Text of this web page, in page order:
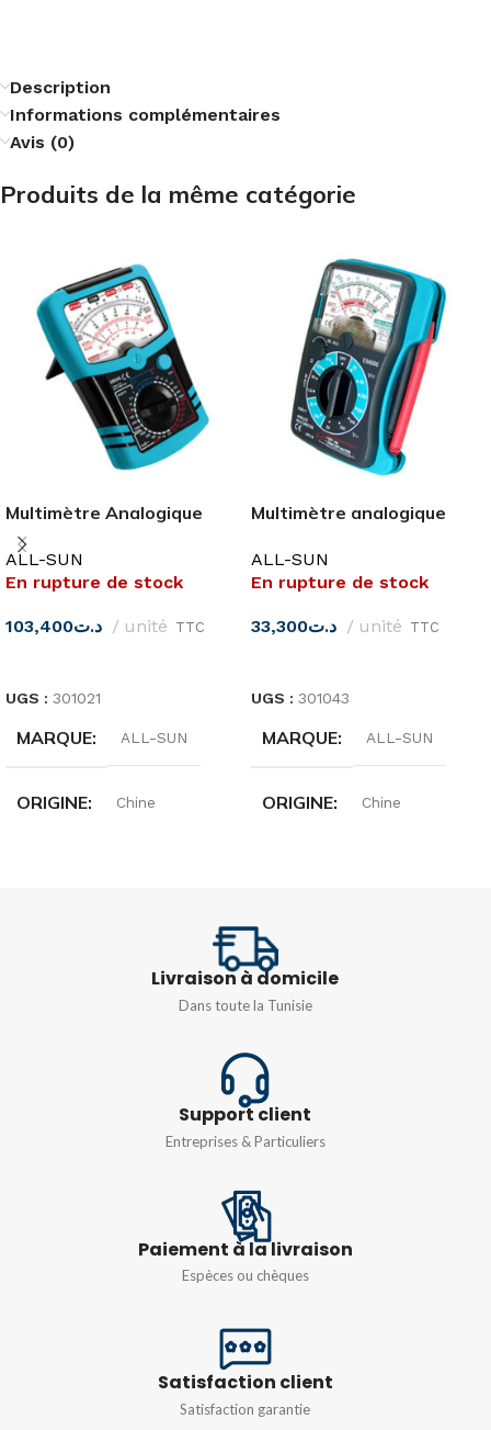
Description
Informations complémentaires
Avis (0)
Produits de la même catégorie
Multimètre Analogique
EM345A ALL-SUN
ALL-SUN
En rupture de stock
د.ت103,400 unité TTC
UGS : 301021
MARQUE ALL-SUN
ORIGINE Chine
10 mA à 10 A CA/CC
Multimètre analogique
ALL-SUN
En rupture de stock
د.ت33,300 unité TTC
UGS : 301043
MARQUE ALL-SUN
ORIGINE Chine
COURANT CC
RÉSISTANCE
Livraison à domicile
Dans toute la Tunisie
Support client
Entreprises & Particuliers
Paiement à la livraison
Espèces ou chèques
Satisfaction client
Satisfaction garantie